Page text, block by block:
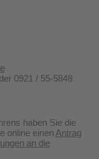
0921 / 55-5848
haben Sie die
online einen Antrag
an die